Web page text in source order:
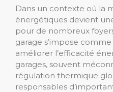
Dans un contexte où la
énergétiques devient
pour de nombreux
garage s’impose
améliorer l’efficacité
garages, souvent
régulation thermique
responsables